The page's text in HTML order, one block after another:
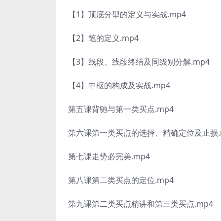
【1】顶底分型的定义与实战.mp4
【2】笔的定义.mp4
【3】线段、线段终结及同级别分解.mp4
【4】中枢的构成及实战.mp4
第五课背驰与第一类买点.mp4
第六课第一类买点的选择、精确定位及止
第七课走势必完美.mp4
第八课第二类买点的定位.mp4
第九课第二类买点精讲和第三类买点.mp4